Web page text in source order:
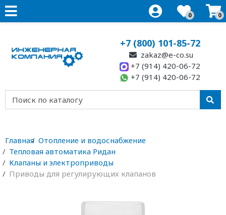
0 0
+7 (800) 101-85-72
zakaz@e-co.su
+7 (914) 420-06-72
+7 (914) 420-06-72
Главная Отопление и водоснабжение
Тепловая автоматика Ридан
Клапаны и электроприводы
Приводы для регулирующих клапанов